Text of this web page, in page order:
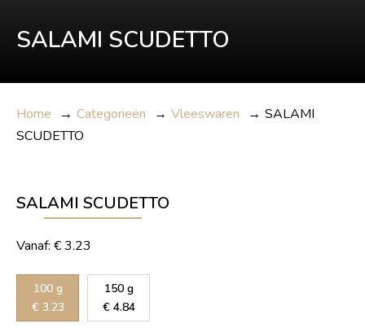
SALAMI SCUDETTO
Home → Categorieën → Vleeswaren → SALAMI
SCUDETTO
SALAMI SCUDETTO
Vanaf: €3.23
100 g
€ 3.23
150 g
€ 4.84